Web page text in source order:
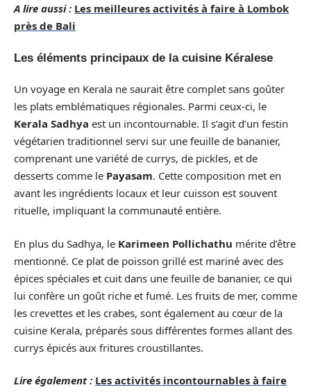
A lire aussi : Les meilleures activités à faire à Lombok
près de Bali
Les éléments principaux de la cuisine Kéralese
Un voyage en Kerala ne saurait être complet sans goûter
les plats emblématiques régionales. Parmi ceux-ci, le
Kerala Sadhya est un incontournable. Il s’agit d’un festin
végétarien traditionnel servi sur une feuille de bananier,
comprenant une variété de currys, de pickles, et de
desserts comme le Payasam. Cette composition met en
avant les ingrédients locaux et leur cuisson est souvent
rituelle, impliquant la communauté entière.
En plus du Sadhya, le Karimeen Pollichathu mérite d’être
mentionné. Ce plat de poisson grillé est mariné avec des
épices spéciales et cuit dans une feuille de bananier, ce qui
lui confère un goût riche et fumé. Les fruits de mer, comme
les crevettes et les crabes, sont également au cœur de la
cuisine Kerala, préparés sous différentes formes allant des
currys épicés aux fritures croustillantes.
Lire également : Les activités incontournables à faire